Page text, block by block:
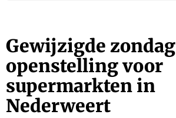
Gewijzigde zondag
openstelling voor
supermarkten in
Nederweert